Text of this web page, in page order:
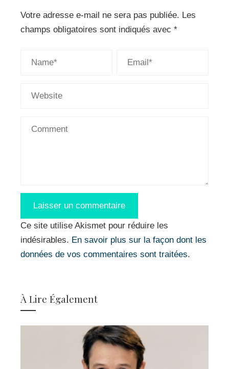
Votre adresse e-mail ne sera pas publiée. Les
champs obligatoires sont indiqués avec *
Ce site utilise Akismet pour réduire les
indésirables. En savoir plus sur la façon dont les
données de vos commentaires sont traitées.
À Lire Également